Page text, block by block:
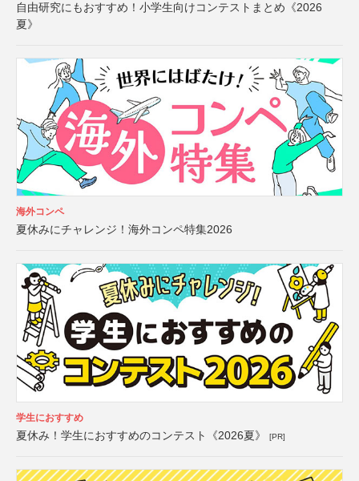
自由研究にもおすすめ！小学生向けコンテストまとめ《2026
夏》
海外コンペ
夏休みにチャレンジ！海外コンペ特集2026
学生におすすめ
夏休み！学生におすすめのコンテスト《2026夏》 [PR]